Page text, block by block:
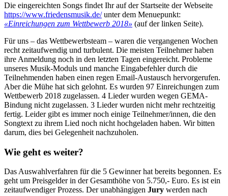
Die eingereichten Songs findet Ihr auf der Startseite der Webseite
https://www.friedensmusik.de/unter dem Menuepunkt:
«Einreichungen zum Wettbewerb 2018» (auf der linken Seite).
Für uns – das Wettbewerbsteam – waren die vergangenen Wochen
recht zeitaufwendig und turbulent. Die meisten Teilnehmer haben
ihre Anmeldung noch in den letzten Tagen eingereicht. Probleme
unseres Musik-Moduls und manche Eingabefehler durch die
Teilnehmenden haben einen regen Email-Austausch hervorgerufen.
Aber die Mühe hat sich gelohnt. Es wurden 97 Einreichungen zum
Wettbewerb 2018 zugelassen. 4 Lieder wurden wegen GEMA-
Bindung nicht zugelassen. 3 Lieder wurden nicht mehr rechtzeitig
fertig. Leider gibt es immer noch einige Teilnehmer/innen, die den
Songtext zu ihrem Lied noch nicht hochgeladen haben. Wir bitten
darum, dies bei Gelegenheit nachzuholen.
Wie geht es weiter?
Das Auswahlverfahren für die 5 Gewinner hat bereits begonnen. Es
geht um Preisgelder in der Gesamthöhe von 5.750,- Euro. Es ist ein
zeitaufwendiger Prozess. Der unabhängigen Jury werden nach